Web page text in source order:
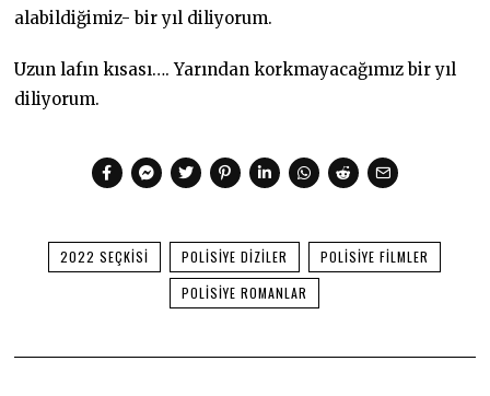
alabildiğimiz- bir yıl diliyorum.
Uzun lafın kısası…. Yarından korkmayacağımız bir yıl
diliyorum.
2022 SEÇKISI POLISIYE DIZILER
POLISIYE FILMLER
POLISIYE ROMANLAR